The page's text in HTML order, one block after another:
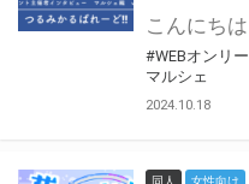
#WEBオンリー
マルシェ
2024.10.18